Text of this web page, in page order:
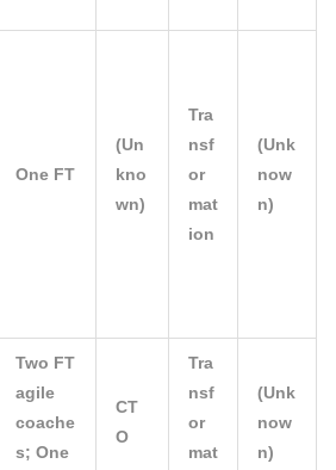
One FT
(Un
kno
wn)
Tra
nsf
or
mat
ion
(Unk
now
n)
Two FT
agile
coache
s; One
CT
O
Tra
nsf
or
mat
(Unk
now
n)